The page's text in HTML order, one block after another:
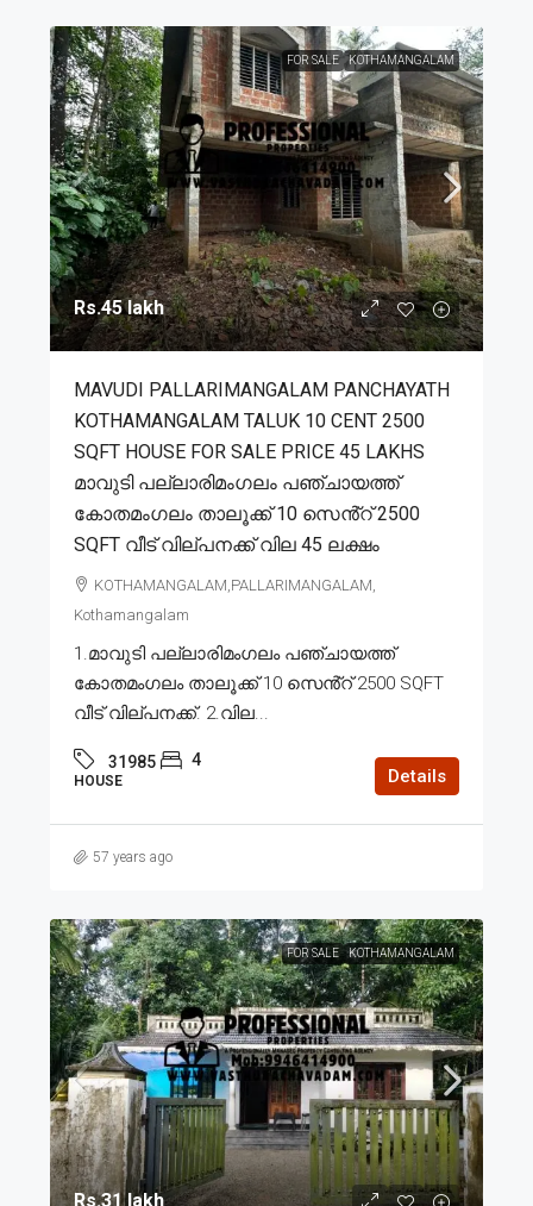
FOR SALE KOTHAMANGALAM
Rs.45 lakh
MAVUDI PALLARIMANGALAM PANCHAYATH
KOTHAMANGALAM TALUK 10 CENT 2500
SQFT HOUSE FOR SALE PRICE 45 LAKHS
മാവുടി പല്ലാരിമംഗലം പഞ്ചായത്ത്
കോതമംഗലം താലൂക്ക് 10 സെൻ്റ് 2500
SQFT വീട് വില്പനക്ക് വില 45 ലക്ഷം
KOTHAMANGALAM,PALLARIMANGALAM,
Kothamangalam
1.മാവുടി പല്ലാരിമംഗലം പഞ്ചായത്ത്
കോതമംഗലം താലൂക്ക് 10 സെൻ്റ് 2500 SQFT
വീട് വില്പനക്ക്. 2.വില...
31985 4
HOUSE Details
57 years ago
FOR SALE KOTHAMANGALAM
Rs.31 lakh